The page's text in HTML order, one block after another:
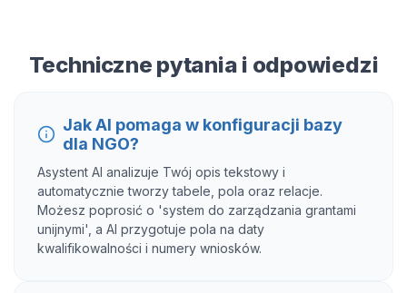
Techniczne pytania i odpowiedzi
Jak AI pomaga w konfiguracji bazy
dla NGO?
Asystent AI analizuje Twój opis tekstowy i
automatycznie tworzy tabele, pola oraz relacje.
Możesz poprosić o 'system do zarządzania grantami
unijnymi', a AI przygotuje pola na daty
kwalifikowalności i numery wniosków.